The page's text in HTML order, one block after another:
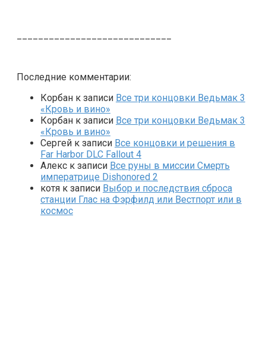
Последние комментарии:
Корбан к записи Все три концовки Ведьмак 3
«Кровь и вино»
Корбан к записи Все три концовки Ведьмак 3
«Кровь и вино»
Сергей к записи Все концовки и решения в
Far Harbor DLC Fallout 4
Алекс к записи Все руны в миссии Смерть
императрице Dishonored 2
котя к записи Выбор и последствия сброса
станции Глас на Фэрфилд или Вестпорт или в
космос